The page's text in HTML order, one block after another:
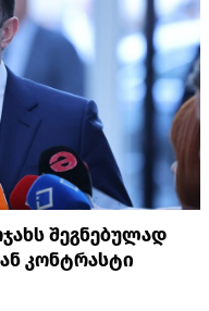
შეგნებულად
კონტრასტი